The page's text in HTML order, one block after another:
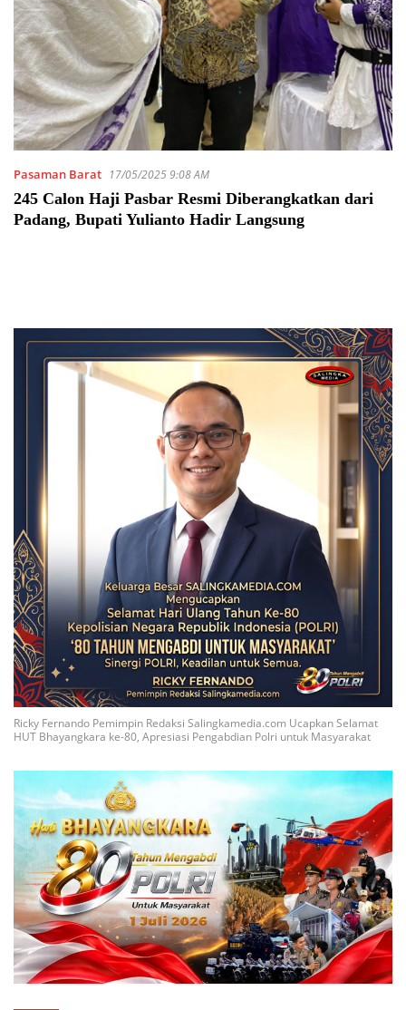
Pasaman Barat 17/05/2025 9:08 AM
245 Calon Haji Pasbar Resmi Diberangkatkan dari
Padang, Bupati Yulianto Hadir Langsung
Ricky Fernando Pemimpin Redaksi Salingkamedia.com Ucapkan Selamat
HUT Bhayangkara ke-80, Apresiasi Pengabdian Polri untuk Masyarakat